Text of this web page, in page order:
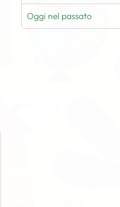
Oggi nel passato